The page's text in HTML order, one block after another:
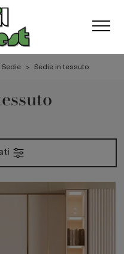
Sedie > Sedie in tessuto